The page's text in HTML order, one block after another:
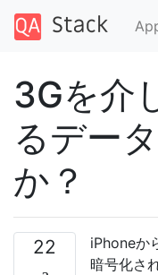
3Gを介
るデー
か？
22
iPhoneか
暗号化さ